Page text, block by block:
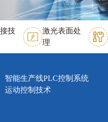
技
激光表面处
理
智能生产线PLC控制系统
运动控制技术